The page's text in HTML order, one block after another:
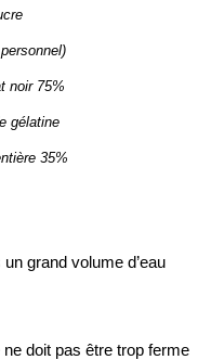
noir 75%
gélatine
35%
grand volume d’eau
doit pas être trop ferme